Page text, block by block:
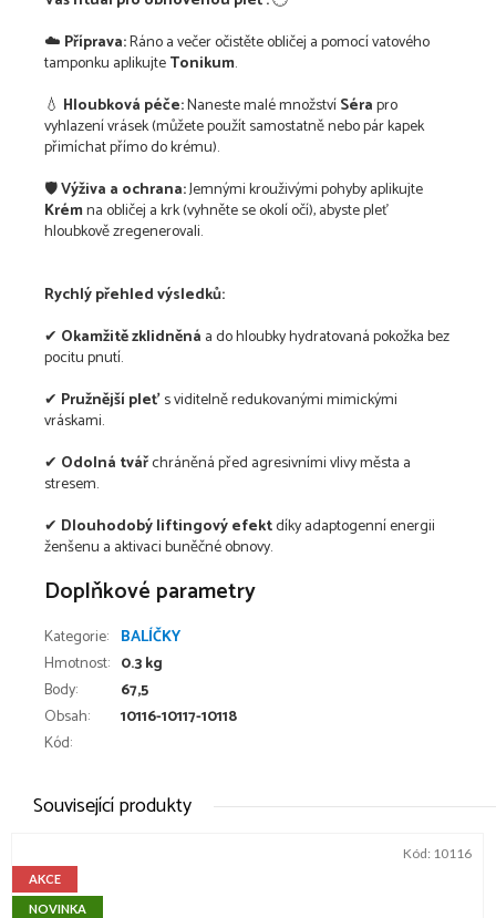
☁️ Příprava:Ráno a večer očistěte obličej a pomocí vatového
tamponku aplikujteTonikum.
💧 Hloubková péče:Naneste malé množstvíSérapro
vyhlazení vrásek (můžete použít samostatně nebo pár kapek
přimíchat přímo do krému).
🛡️Výživa a ochrana:Jemnými krouživými pohyby aplikujte
Krémna obličej a krk (vyhněte se okolí očí), abyste pleť
hloubkově zregenerovali.
Rychlý přehled výsledků:
✔ Okamžitě zklidněná a do hloubky hydratovaná pokožka bez
pocitu pnutí.
✔ Pružnější pleťs viditelně redukovanými mimickými
vráskami.
✔ Odolná tvářchráněná před agresivními vlivy města a
stresem.
✔ Dlouhodobý liftingový efektdíky adaptogenní energii
ženšenu a aktivaci buněčné obnovy.
Doplňkové parametry
Kategorie: BALÍČKY
Hmotnost: 0.3 kg
Body:
67,5
Obsah:
10116-10117-10118
Kód:
Související produkty
AKCE
NOVINKA
Kód: 10116